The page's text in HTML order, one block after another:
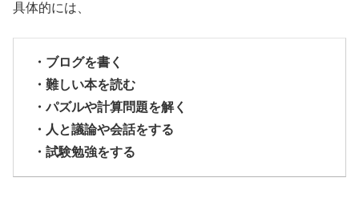
具体的には、
・ブログを書く
・難しい本を読む
・パズルや計算問題を解く
・人と議論や会話をする
・試験勉強をする